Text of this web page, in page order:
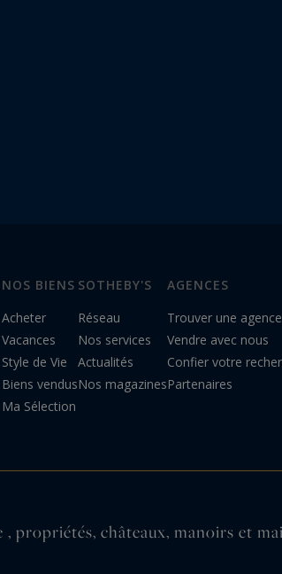
NOS BIENS
Acheter
Vacances
Style de Vie
Biens vendus
Ma Sélection
SOTHEBY'S
Réseau
Nos services
Actualités
Nos magazines
AGENCES
Trouver une agence
Vendre avec nous
Confier votre
Partenaires
châteaux, manoirs et